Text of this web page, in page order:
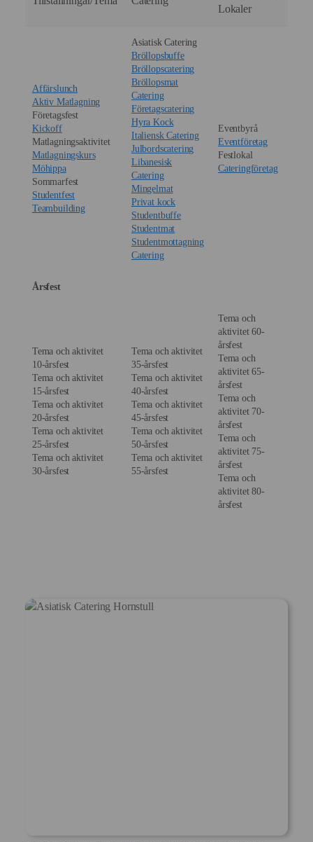
Lokaler
Affärslunch
Aktiv Matlagning
Företagsfest
Kickoff
Matlagningsaktivitet
Matlagningskurs
Möhippa
Sommarfest
Studentfest
Teambuilding
Asiatisk Catering
Bröllopsbuffe
Bröllopscatering
Bröllopsmat
Catering
Företagscatering
Hyra Kock
Italiensk Catering
Julbordscatering
Libanesisk
Catering
Mingelmat
Privat kock
Studentbuffe
Studentmat
Studentmottagning
Catering
Eventbyrå
Eventföretag
Festlokal
Cateringföretag
Årsfest
Tema och aktivitet
10-årsfest
Tema och aktivitet
15-årsfest
Tema och aktivitet
20-årsfest
Tema och aktivitet
25-årsfest
Tema och aktivitet
30-årsfest
Tema och aktivitet
35-årsfest
Tema och aktivitet
40-årsfest
Tema och aktivitet
45-årsfest
Tema och aktivitet
50-årsfest
Tema och aktivitet
55-årsfest
Tema och
aktivitet 60-
årsfest
Tema och
aktivitet 65-
årsfest
Tema och
aktivitet 70-
årsfest
Tema och
aktivitet 75-
årsfest
Tema och
aktivitet 80-
årsfest